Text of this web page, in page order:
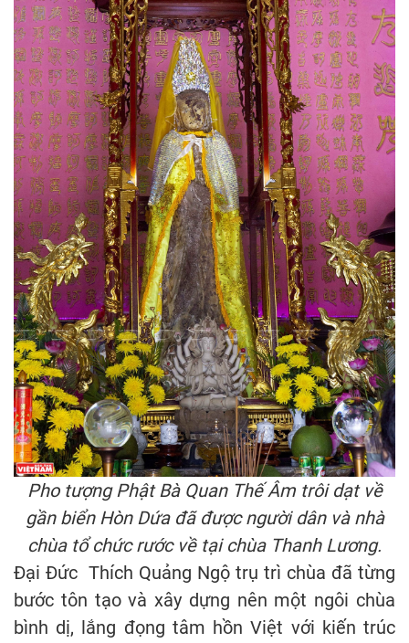
Pho tượng Phật Bà Quan Thế Âm trôi dạt về
gần biển Hòn Dứa đã được người dân và nhà
chùa tổ chức rước về tại chùa Thanh Lương.
Đại Đức Thích Quảng Ngộ trụ trì chùa đã từng
bước tôn tạo và xây dựng nên một ngôi chùa
bình dị, lắng đọng tâm hồn Việt với kiến trúc